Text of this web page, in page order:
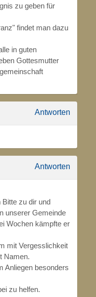
zu geben für
findet man dazu
in guten
Gottesmutter
Antworten
Antworten
zu dir und
unserer Gemeinde
Wochen kämpfte er
mit Vergesslichkeit
Namen.
Anliegen besonders
zu helfen.